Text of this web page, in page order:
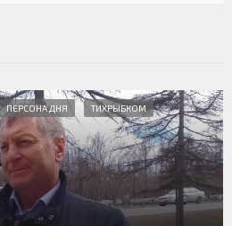
ПЕРСОНА ДНЯ ТИХРЫБКОМ